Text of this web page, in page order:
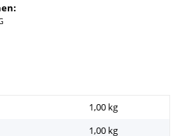
1,00 kg
1,00 kg